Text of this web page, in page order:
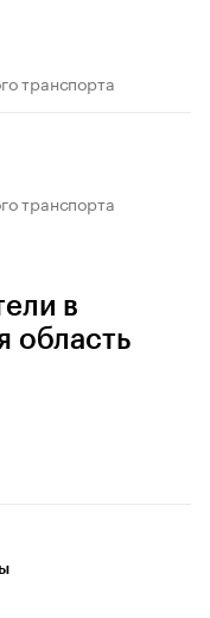
транспорта
транспорта
в
область